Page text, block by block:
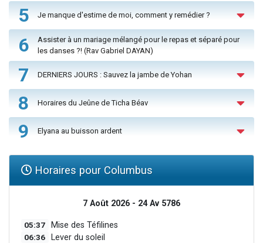
5 Je manque d'estime de moi, comment y remédier ?
6
Assister à un mariage mélangé pour le repas et séparé pour
les danses ?! (Rav Gabriel DAYAN)
7 DERNIERS JOURS : Sauvez la jambe de Yohan
8 Horaires du Jeûne de Ticha Béav
9 Elyana au buisson ardent
Horaires pour Columbus
7 Août 2026 - 24 Av 5786
05:37 Mise des Téfilines
06:36 Lever du soleil